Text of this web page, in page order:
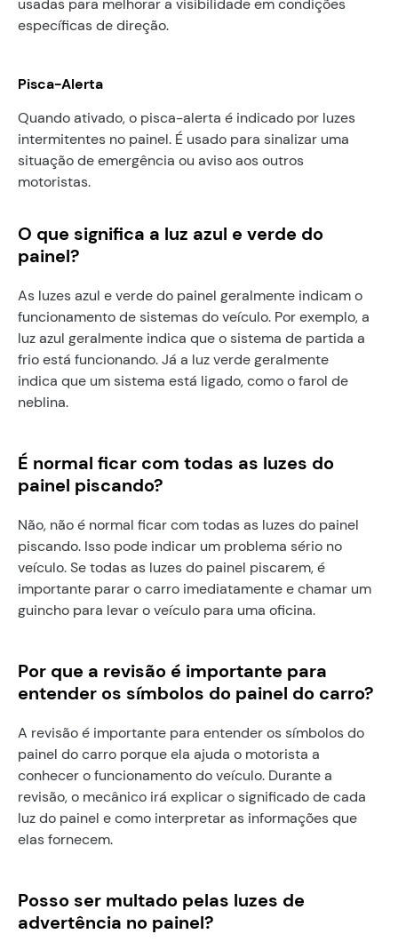
usadas para melhorar a visibilidade em condições
específicas de direção.
Pisca-Alerta
Quando ativado, o pisca-alerta é indicado por luzes
intermitentes no painel. É usado para sinalizar uma
situação de emergência ou aviso aos outros
motoristas.
O que significa a luz azul e verde do
painel?
As luzes azul e verde do painel geralmente indicam o
funcionamento de sistemas do veículo. Por exemplo, a
luz azul geralmente indica que o sistema de partida a
frio está funcionando. Já a luz verde geralmente
indica que um sistema está ligado, como o farol de
neblina.
É normal ficar com todas as luzes do
painel piscando?
Não, não é normal ficar com todas as luzes do painel
piscando. Isso pode indicar um problema sério no
veículo. Se todas as luzes do painel piscarem, é
importante parar o carro imediatamente e chamar um
guincho para levar o veículo para uma oficina.
Por que a revisão é importante para
entender os símbolos do painel do carro?
A revisão é importante para entender os símbolos do
painel do carro porque ela ajuda o motorista a
conhecer o funcionamento do veículo. Durante a
revisão, o mecânico irá explicar o significado de cada
luz do painel e como interpretar as informações que
elas fornecem.
Posso ser multado pelas luzes de
advertência no painel?